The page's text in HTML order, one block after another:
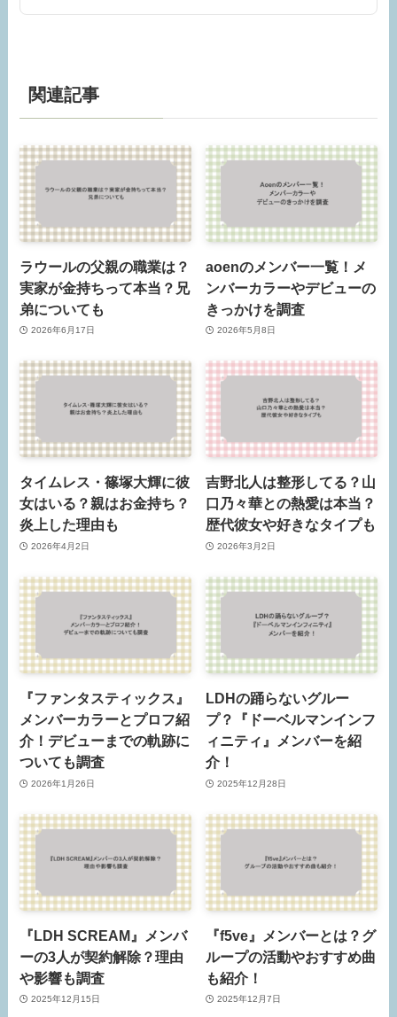
関連記事
ラウールの父親の職業は？
実家が金持ちって本当？兄
弟についても
2026年6月17日
aoenのメンバー一覧！メ
ンバーカラーやデビューの
きっかけを調査
2026年5月8日
タイムレス・篠塚大輝に彼
女はいる？親はお金持ち？
炎上した理由も
2026年4月2日
吉野北人は整形してる？山
口乃々華との熱愛は本当？
歴代彼女や好きなタイプも
2026年3月2日
『ファンタスティックス』
メンバーカラーとプロフ紹
介！デビューまでの軌跡に
ついても調査
2026年1月26日
LDHの踊らないグルー
プ？『ドーベルマンインフ
ィニティ』メンバーを紹
介！
2025年12月28日
『LDH SCREAM』メンバ
ーの3人が契約解除？理由
や影響も調査
2025年12月15日
『f5ve』メンバーとは？グ
ループの活動やおすすめ曲
も紹介！
2025年12月7日